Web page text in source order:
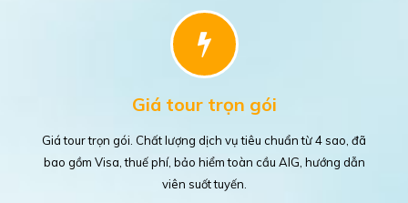
Giá tour trọn gói
Giá tour trọn gói. Chất lượng dịch vụ tiêu chuẩn từ 4 sao, đã
bao gồm Visa, thuế phí, bảo hiểm toàn cầu AIG, hướng dẫn
viên suốt tuyến.